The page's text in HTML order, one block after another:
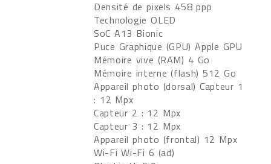
Densité de pixels 458 ppp
Technologie OLED
SoC A13 Bionic
Puce Graphique (GPU) Apple GPU
Mémoire vive (RAM) 4 Go
Mémoire interne (flash) 512 Go
Appareil photo (dorsal) Capteur 1
: 12 Mpx
Capteur 2 : 12 Mpx
Capteur 3 : 12 Mpx
Appareil photo (frontal) 12 Mpx
Wi-Fi Wi-Fi 6 (ad)